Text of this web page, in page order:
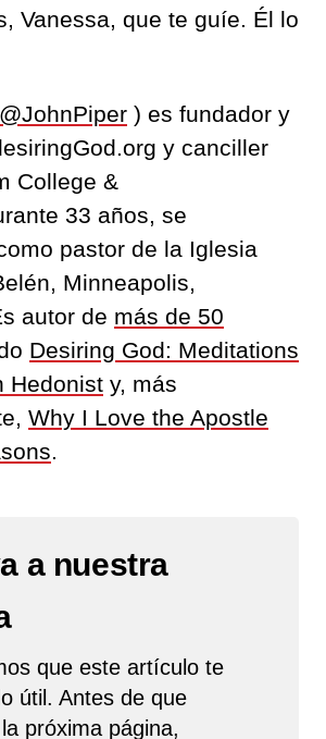
Vanessa, que te guíe. Él lo
@JohnPiper ) es fundador y
y canciller
College &
33 años, se
pastor de la Iglesia
Minneapolis,
autor de más de 50
Desiring God: Meditations
Hedonist y, más
Why I Love the Apostle
a nuestra
que este artículo te
útil. Antes de que
próxima página,